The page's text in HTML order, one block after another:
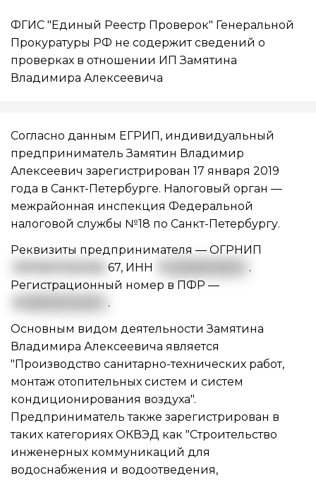
ФГИС "Единый Реестр Проверок" Генеральной
Прокуратуры РФ не содержит сведений о
проверках в отношении ИП Замятина
Владимира Алексеевича
Согласно данным ЕГРИП, индивидуальный
предприниматель Замятин Владимир
Алексеевич зарегистрирован 17 января 2019
года в Санкт-Петербурге. Налоговый орган —
межрайонная инспекция Федеральной
налоговой службы №18 по Санкт-Петербургу.
Реквизиты предпринимателя — ОГРНИП
67, ИНН
.
Регистрационный номер в ПФР —
.
Основным видом деятельности Замятина
Владимира Алексеевича является
"Производство санитарно-технических работ,
монтаж отопительных систем и систем
кондиционирования воздуха".
Предприниматель также зарегистрирован в
таких категориях ОКВЭД как "Строительство
инженерных коммуникаций для
водоснабжения и водоотведения,